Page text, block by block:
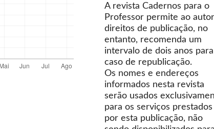
A revista Cadernos para o
Professor permite ao
direitos de publicação, no
entanto, recomenda um
intervalo de dois anos
caso de republicação.
Os nomes e endereços
informados nesta revista
serão usados
para os serviços prestados
por esta publicação, não